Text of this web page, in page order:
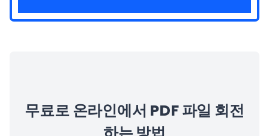
무료로 온라인에서 PDF 파일 회전